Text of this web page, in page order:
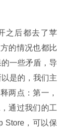
之后都去了苹
的情况也都比
一些矛盾，导
是的，我们主
两点：第一，
通过我们的工
Store，可以保